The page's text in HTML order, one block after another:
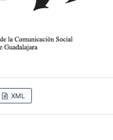
XML